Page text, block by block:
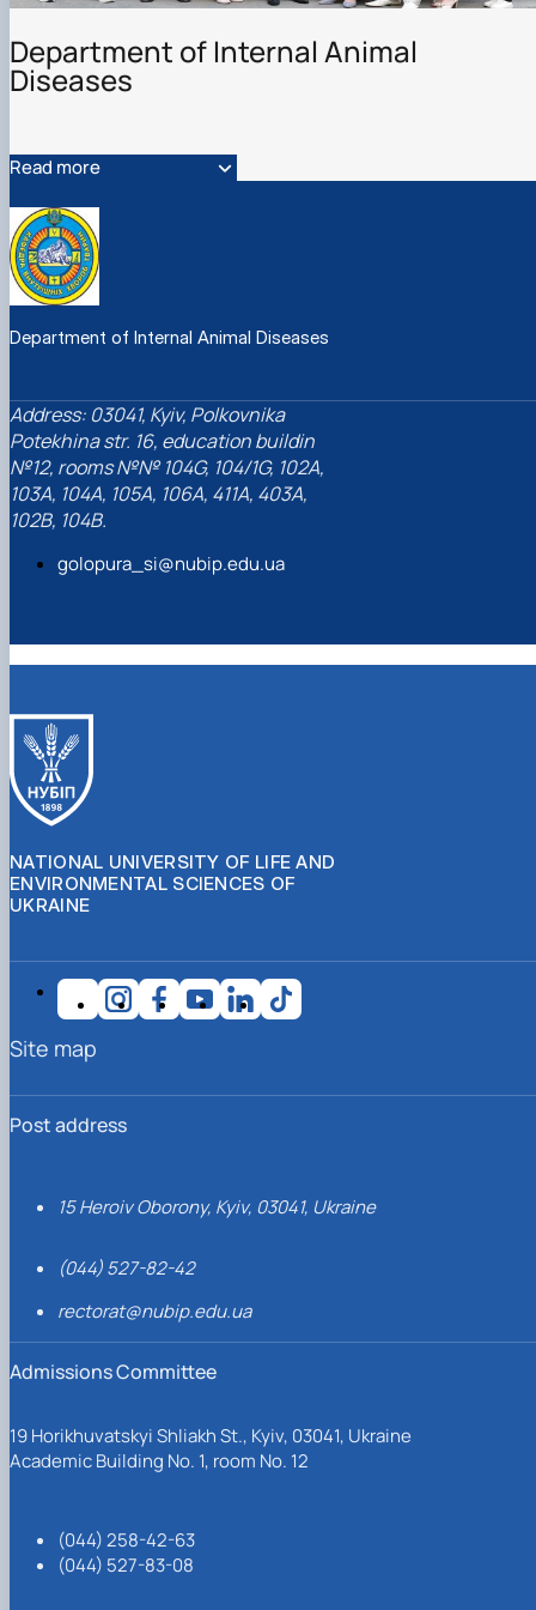
Department of Internal Animal
Diseases
Read more
Department of Internal Animal Diseases
Address: 03041, Kyiv, Polkovnika
Potekhina str. 16, education buildin
№12, rooms №№ 104G, 104/1G, 102A,
103A, 104A, 105A, 106A, 411A, 403A,
102B, 104B.
golopura_si@nubip.edu.ua
NATIONAL UNIVERSITY OF LIFE AND
ENVIRONMENTAL SCIENCES OF
UKRAINE
Post address
15 Heroiv Oborony, Kyiv, 03041, Ukraine
(044) 527-82-42
rectorat@nubip.edu.ua
Admissions Committee
19 Horikhuvatskyi Shliakh St., Kyiv, 03041, Ukraine
Academic Building No. 1, room No. 12
(044) 258-42-63
(044) 527-83-08
Site map